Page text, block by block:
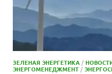
ЗЕЛЕНАЯ ЭНЕРГЕТИКА/
ЭНЕРГОМЕНЕДЖМЕНТ/